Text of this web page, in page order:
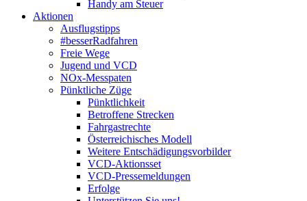
Handy am Steuer
Aktionen
Ausflugstipps
#besserRadfahren
Freie Wege
Jugend und VCD
NOx-Messpaten
Pünktliche Züge
Pünktlichkeit
Betroffene Strecken
Fahrgastrechte
Österreichisches Modell
Weitere Entschädigungsvorbilder
VCD-Aktionsset
VCD-Pressemeldungen
Erfolge